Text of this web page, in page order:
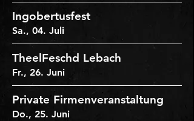
Ingobertusfest
Sa., 04. Juli
TheelFeschd Lebach
Fr., 26. Juni
Private Firmenveranstaltung
Do., 25. Juni